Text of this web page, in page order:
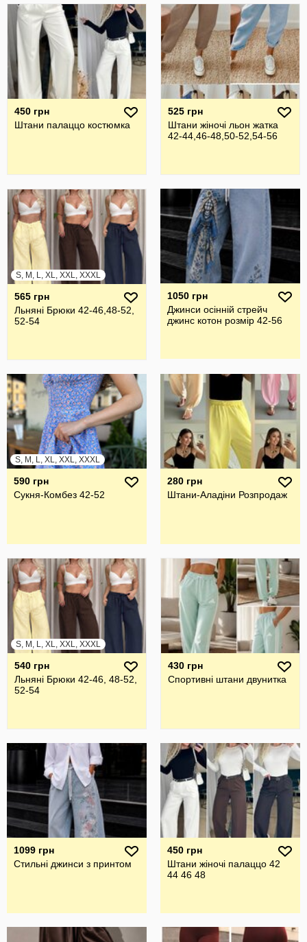
450 грн
Штани палаццо костюмка
525 грн
Штани жіночі льон жатка
42-44,46-48,50-52,54-56
S, M, L, XL, XXL, XXXL
565 грн
Льняні Брюки 42-46,48-52,
52-54
1050 грн
Джинси осінній стрейч
джинс котон розмір 42-56
S, M, L, XL, XXL, XXXL
590 грн
Сукня-Комбез 42-52
280 грн
Штани-Аладіни Розпродаж
S, M, L, XL, XXL, XXXL
540 грн
Льняні Брюки 42-46, 48-52,
52-54
430 грн
Спортивні штани двунитка
1099 грн
Стильні джинси з принтом
450 грн
Штани жіночі палаццо 42
44 46 48